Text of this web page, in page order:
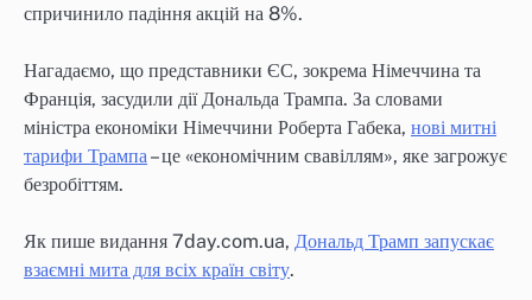
спричинило падіння акцій на 8%.
Нагадаємо, що представники ЄС, зокрема Німеччина та
Франція, засудили дії Дональда Трампа. За словами
міністра економіки Німеччини Роберта Габека, нові митні
тарифи Трампа – це «економічним свавіллям», яке загрожує
безробіттям.
Як пише видання 7day.com.ua, Дональд Трамп запускає
взаємні мита для всіх країн світу.